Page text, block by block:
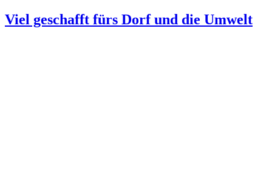
Viel geschafft fürs Dorf und die Umwelt